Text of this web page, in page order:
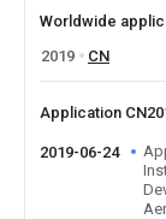
Worldwide
2019
CN
Application
2019-06-24